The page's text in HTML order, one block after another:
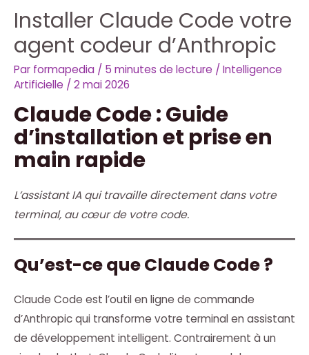
Installer Claude Code votre
agent codeur d’Anthropic
Par formapedia / 5 minutes de lecture / Intelligence
Artificielle / 2 mai 2026
Claude Code : Guide
d’installation et prise en
main rapide
L’assistant IA qui travaille directement dans votre
terminal, au cœur de votre code.
Qu’est-ce que Claude Code ?
Claude Code est l’outil en ligne de commande
d’Anthropic qui transforme votre terminal en assistant
de développement intelligent. Contrairement à un